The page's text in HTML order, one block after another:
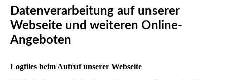
Datenverarbeitung auf unserer
Webseite und weiteren Online-
Angeboten
Logfiles beim Aufruf unserer Webseite